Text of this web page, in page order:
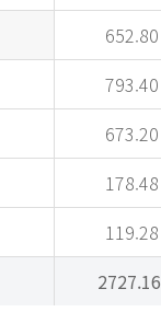
2727.16
652.80
793.40
673.20
178.48
119.28